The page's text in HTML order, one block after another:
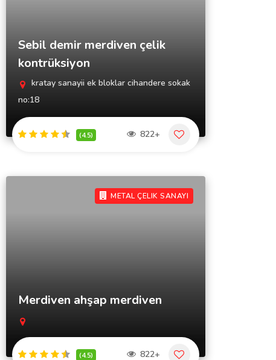
Sebil demir merdiven çelik
kontrüksiyon
kratay sanayii ek bloklar cihandere sokak
no:18
(4.5) 822+
METAL ÇELIK SANAYI
Merdiven ahşap merdiven
(4.5) 822+